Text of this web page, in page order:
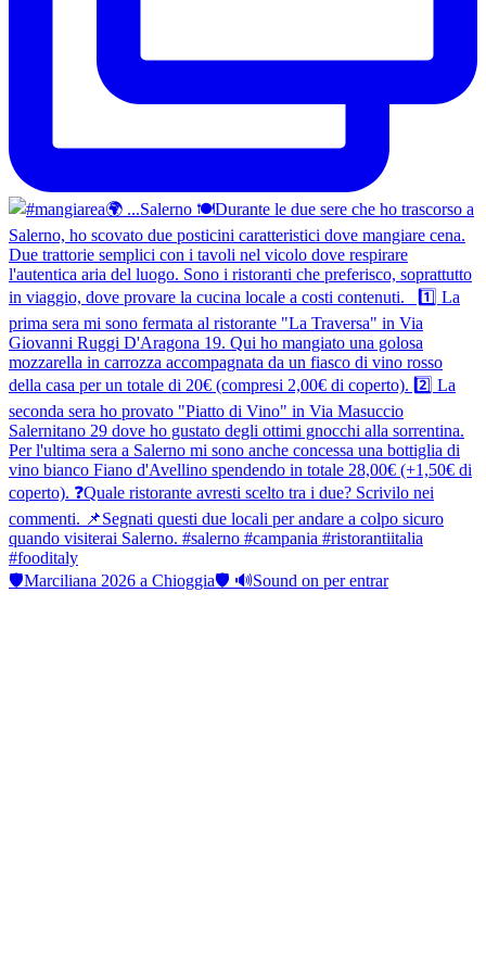
🛡Marciliana 2026 a Chioggia🛡 🔊Sound on per entrar